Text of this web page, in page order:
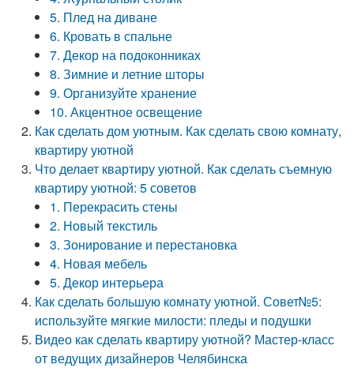
5. Плед на диване
6. Кровать в спальне
7. Декор на подоконниках
8. Зимние и летние шторы
9. Организуйте хранение
10. Акцентное освещение
Как сделать дом уютным. Как сделать свою комнату,
квартиру уютной
Что делает квартиру уютной. Как сделать съемную
квартиру уютной: 5 советов
1. Перекрасить стены
2. Новый текстиль
3. Зонирование и перестановка
4. Новая мебель
5. Декор интерьера
Как сделать большую комнату уютной. Совет№5:
используйте мягкие милости: пледы и подушки
Видео как сделать квартиру уютной? Мастер-класс
от ведущих дизайнеров Челябинска